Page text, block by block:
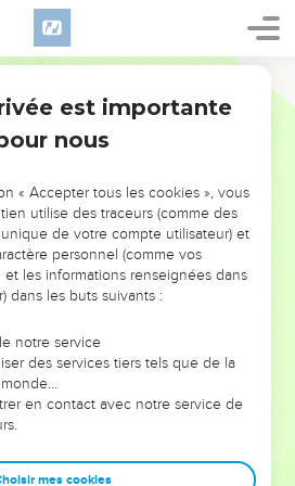
PAS L’ÉVÉNEMENT
L’ANNÉE !
POUVAIENT VOUS ÉVITER LES
VOTRES ?
on voit moins les doutes, les erreurs
ont traversés, alors même que ce
qui les ont façonnés.
entrepreneurs, et responsables
de sagesse afin que leurs erreurs
est importante
nous
« Accepter tous les cookies », vous
utilise des traceurs (comme des
de votre compte utilisateur) et
personnel (comme vos
les informations renseignées dans
dans les buts suivants :
notre service
des services tiers tels que de la
en contact avec notre service de
mes cookies